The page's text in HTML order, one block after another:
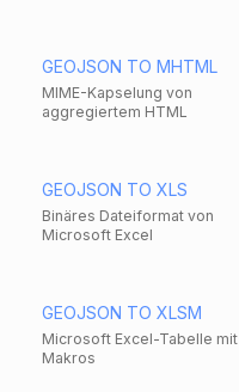
GEOJSON TO MHTML
MIME-Kapselung von
aggregiertem HTML
GEOJSON TO XLS
Binäres Dateiformat von
Microsoft Excel
GEOJSON TO XLSM
Microsoft Excel-Tabelle mit
Makros